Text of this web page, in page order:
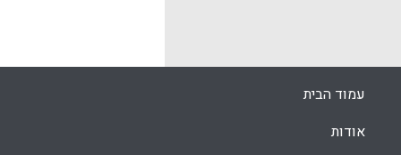
עמוד הבית
אודות